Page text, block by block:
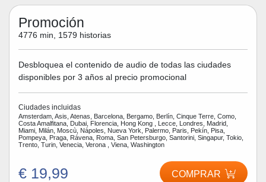
Promoción
4776 min, 1579 historias
Desbloquea el contenido de audio de todas las ciudades
disponibles por 3 años al precio promocional
Ciudades incluidas
Amsterdam, Asis, Atenas, Barcelona, Bergamo, Berlín, Cinque Terre, Como,
Costa Amalfitana, Dubai, Florencia, Hong Kong , Lecce, Londres, Madrid,
Miami, Milán, Moscù, Nápoles, Nueva York, Palermo, Paris, Pekín, Pisa,
Pompeya, Praga, Rávena, Roma, San Petersburgo, Santorini, Singapur, Tokio,
Trento, Turin, Venecia, Verona , Viena, Washington
€ 19,99 COMPRAR